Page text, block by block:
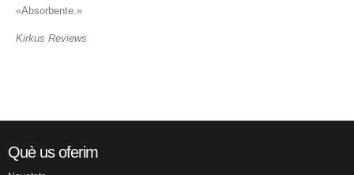
«Absorbente.»
Kirkus Reviews
Què us oferim